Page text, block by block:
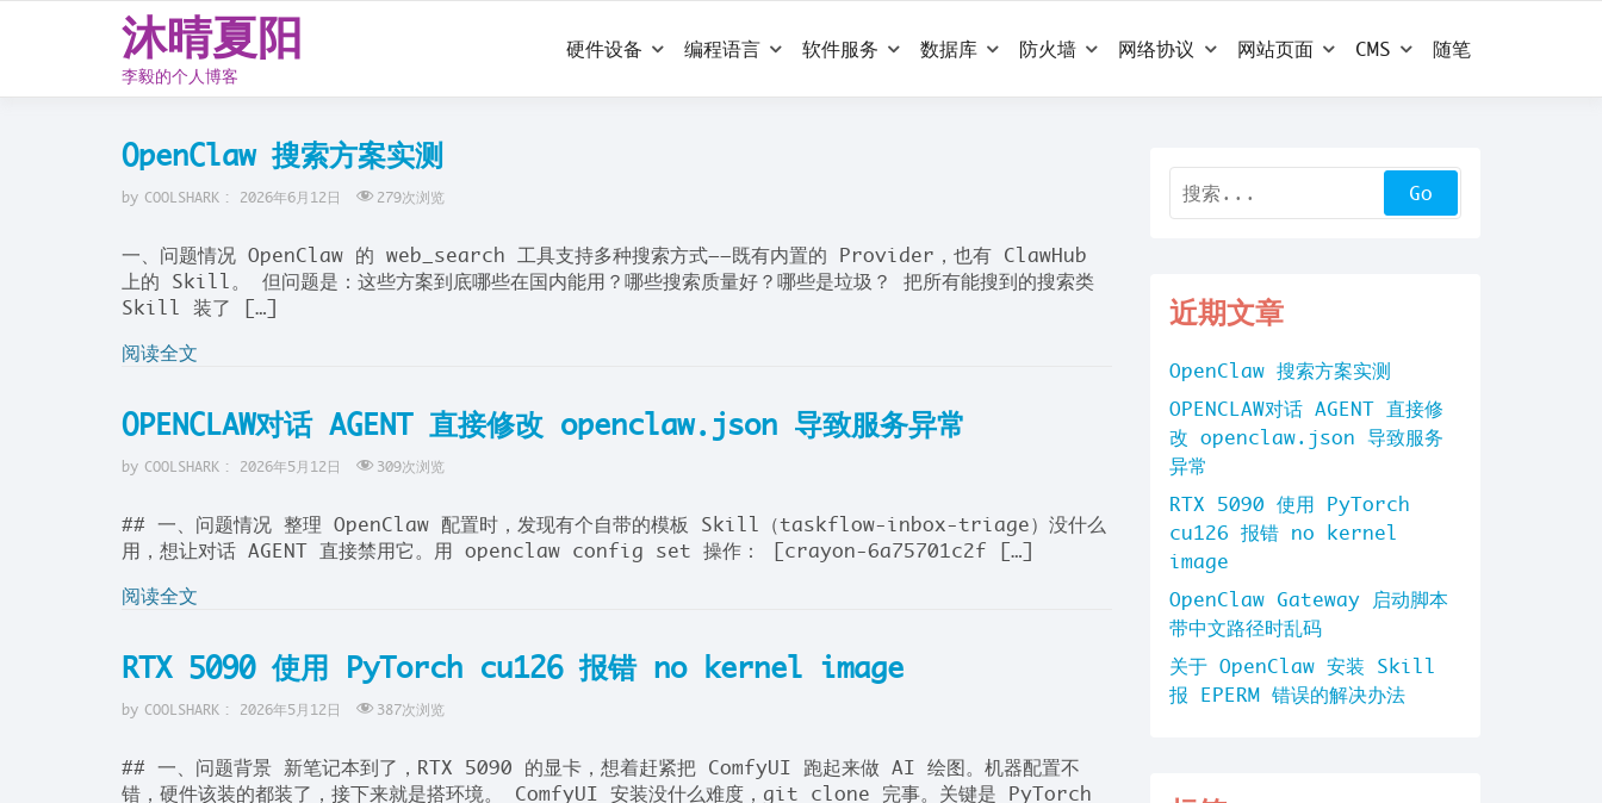
沐晴夏阳
李毅的个人博客
硬件设备 编程语言 软件服务 数据库 防火墙 网络协议 网站页面 CMS 随笔
OpenClaw 搜索方案实测
by COOLSHARK : 2026年6月12日 279次浏览
一、问题情况 OpenClaw 的 web_search 工具支持多种搜索方式——既有内置的 Provider，也有 ClawHub
上的 Skill。 但问题是：这些方案到底哪些在国内能用？哪些搜索质量好？哪些是垃圾？ 把所有能搜到的搜索类
Skill 装了 […]
阅读全文
OPENCLAW对话 AGENT 直接修改 openclaw.json 导致服务异常
by COOLSHARK : 2026年5月12日 309次浏览
## 一、问题情况 整理 OpenClaw 配置时，发现有个自带的模板 Skill（taskflow-inbox-triage）没什么
用，想让对话 AGENT 直接禁用它。用 openclaw config set 操作： [crayon-6a75701c2f […]
阅读全文
RTX 5090 使用 PyTorch cu126 报错 no kernel image
by COOLSHARK : 2026年5月12日 387次浏览
## 一、问题背景 新笔记本到了，RTX 5090 的显卡，想着赶紧把 ComfyUI 跑起来做 AI 绘图。机器配置不
错，硬件该装的都装了，接下来就是搭环境。 ComfyUI 安装没什么难度，git clone 完事。关键是 PyTorch
近期文章
OpenClaw 搜索方案实测
OPENCLAW对话 AGENT 直接修
改 openclaw.json 导致服务
异常
RTX 5090 使用 PyTorch
cu126 报错 no kernel
image
OpenClaw Gateway 启动脚本
带中文路径时乱码
关于 OpenClaw 安装 Skill
报 EPERM 错误的解决办法